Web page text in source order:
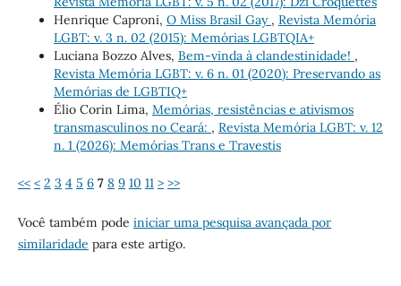
Henrique Caproni, O Miss Brasil Gay , Revista Memória
LGBT: v. 3 n. 02 (2015): Memórias LGBTQIA+
Luciana Bozzo Alves, Bem-vinda à clandestinidade! ,
Revista Memória LGBT: v. 6 n. 01 (2020): Preservando as
Memórias de LGBTIQ+
Élio Corin Lima, Memórias, resistências e ativismos
transmasculinos no Ceará: , Revista Memória LGBT: v. 12
n. 1 (2026): Memórias Trans e Travestis
<< < 2 3 4 5 6 7 8 9 10 11 > >>
Você também pode iniciar uma pesquisa avançada por
similaridade para este artigo.